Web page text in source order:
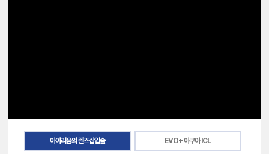
아이리움의 렌즈삽입술 EVO+ 아쿠아 ICL